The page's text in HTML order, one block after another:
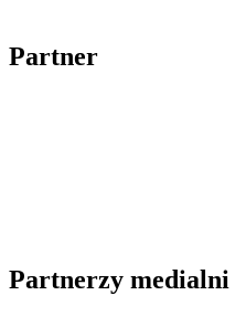
Partner
Partnerzy medialni